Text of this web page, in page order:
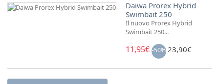
Daiwa Prorex Hybrid
Swimbait 250
Il nuovo Prorex Hybrid
Swimbait 250...
11,95€ -50% 23,90€